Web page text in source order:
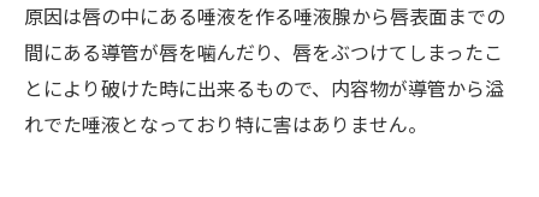
原因は唇の中にある唾液を作る唾液腺から唇表面までの
間にある導管が唇を噛んだり、唇をぶつけてしまったこ
とにより破けた時に出来るもので、内容物が導管から溢
れでた唾液となっており特に害はありません。